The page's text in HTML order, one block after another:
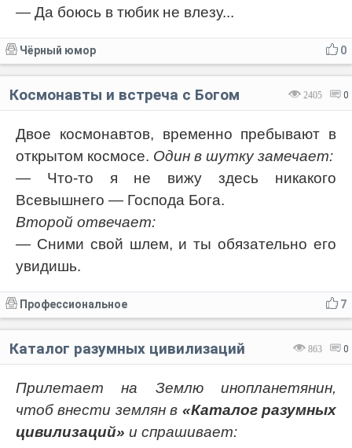
— Да боюсь в тюбик не влезу...
0
Чёрный юмор
2405 0
Космонавты и встреча с Богом
Двое космонавтов, временно пребывают в
открытом космосе. Один в шутку замечает:
— Что-то я не вижу здесь никакого
Всевышнего — Господа Бога.
Второй отвечает:
— Сними свой шлем, и ты обязательно его
увидишь.
7
Профессиональное
863 0
Каталог разумных цивилизаций
Прилетает на Землю инопланетянин,
чтоб внести землян в «Каталог разумных
цивилизаций» и спрашивает: